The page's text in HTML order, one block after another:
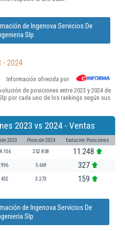
de Ingenova Servicios De
Slp
- 2024
Información ofrecida por
de posiciones entre 2023 y 2024 de
por cada uno de los rankings según sus
2023 vs 2024 - Ventas
2023 Posición 2024 Evolución Posiciones
252.858 11.248
5.669 327
3.273 159
de Ingenova Servicios De
Slp